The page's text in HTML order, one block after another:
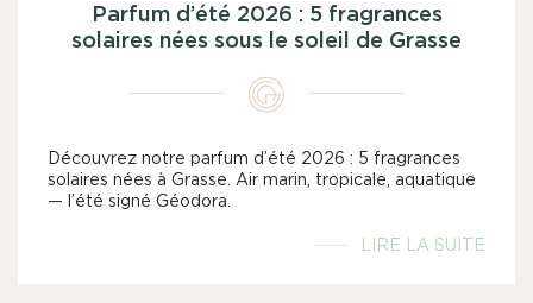
Parfum d’été 2026 : 5 fragrances
solaires nées sous le soleil de Grasse
Découvrez notre parfum d’été 2026 : 5 fragrances
solaires nées à Grasse. Air marin, tropicale, aquatique
— l’été signé Géodora.
LIRE LA SUITE